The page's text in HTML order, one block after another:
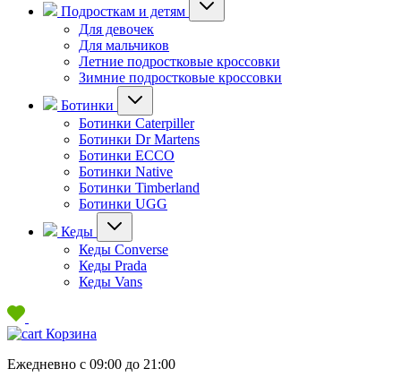
Подросткам и детям
Для девочек
Для мальчиков
Летние подростковые кроссовки
Зимние подростковые кроссовки
Ботинки
Ботинки Caterpiller
Ботинки Dr Martens
Ботинки ECCO
Ботинки Native
Ботинки Timberland
Ботинки UGG
Кеды
Кеды Converse
Кеды Prada
Кеды Vans
Корзина
Ежедневно с 09:00 до 21:00